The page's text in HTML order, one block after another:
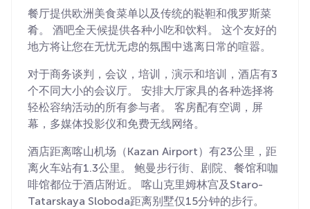
餐厅提供欧洲美食菜单以及传统的鞑靼和俄罗斯菜
肴。 酒吧全天候提供各种小吃和饮料。 这个友好的
地方将让您在无忧无虑的氛围中逃离日常的喧嚣。
对于商务谈判，会议，培训，演示和培训，酒店有3
个不同大小的会议厅。 安排大厅家具的各种选择将
轻松容纳活动的所有参与者。 客房配有空调，屏
幕，多媒体投影仪和免费无线网络。
酒店距离喀山机场（Kazan Airport）有23公里，距
离火车站有1.3公里。 鲍曼步行街、剧院、餐馆和咖
啡馆都位于酒店附近。 喀山克里姆林宫及Staro-
Tatarskaya Sloboda距离别墅仅15分钟的步行。